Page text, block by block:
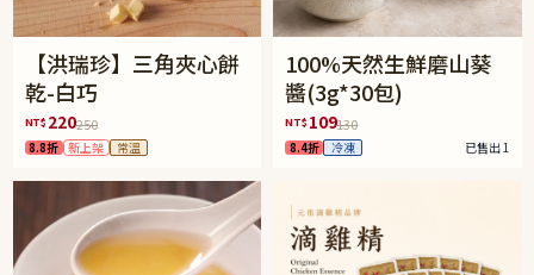
【洪瑞珍】三角夾心餅
乾-白巧
NT$ 220250
8.8折 新上架 常溫
100%天然生鮮磨山葵
醬(3g*30包)
NT$ 109130
8.4折 冷凍 已售出 1